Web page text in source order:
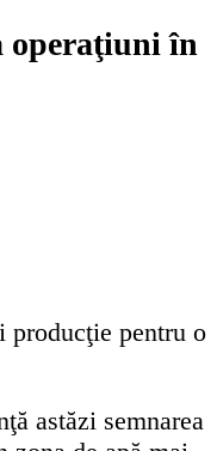
operaţiuni în
producţie pentru o
astăzi semnarea